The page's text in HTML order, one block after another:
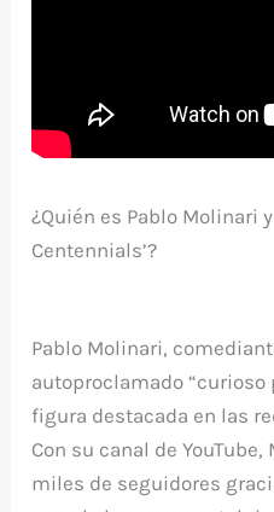
¿Quién es Pablo Molinari y
Centennials’?
Pablo Molinari,
autoproclamado “curioso
figura destacada en las
Con su canal de
miles de seguidores